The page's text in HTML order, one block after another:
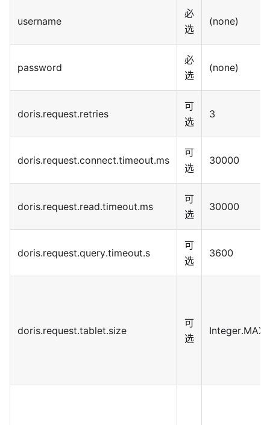
username
必
选
(none)
password
必
选
(none)
doris.request.retries
可
选
3
doris.request.connect.timeout.ms
可
选
30000
doris.request.read.timeout.ms
可
选
30000
doris.request.query.timeout.s
可
选
3600
doris.request.tablet.size
可
选